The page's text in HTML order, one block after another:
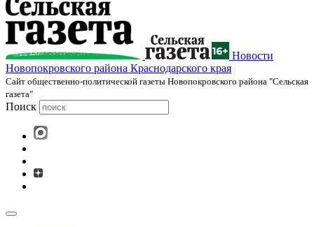
Новости
Новопокровского района Краснодарского края
Cайт общественно-политической газеты Новопокровского района "Сельская
газета"
Поиск